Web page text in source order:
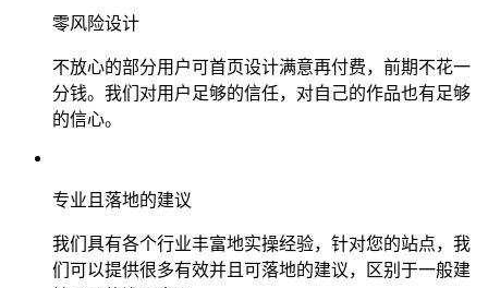
零风险设计
不放心的部分用户可首页设计满意再付费，前期不花一
分钱。我们对用户足够的信任，对自己的作品也有足够
的信心。
专业且落地的建议
我们具有各个行业丰富地实操经验，针对您的站点，我
们可以提供很多有效并且可落地的建议，区别于一般建